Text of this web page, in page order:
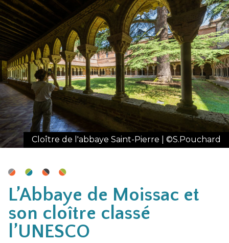
Cloître de l'abbaye Saint-Pierre | ©S.Pouchard
L’Abbaye de Moissac et
son cloître classé
l’UNESCO